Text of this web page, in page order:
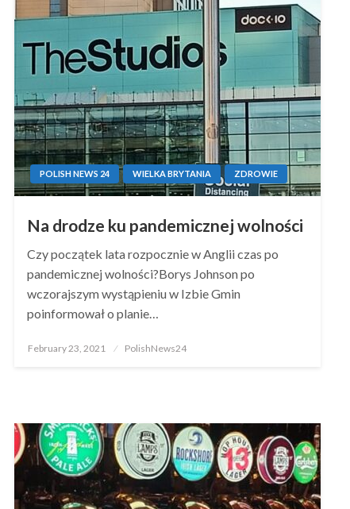
POLISH NEWS 24 WIELKA BRYTANIA ZDROWIE
Na drodze ku pandemicznej wolności
Czy początek lata rozpocznie w Anglii czas po
pandemicznej wolności?Borys Johnson po
wczorajszym wystąpieniu w Izbie Gmin
poinformował o planie…
Posted
February 23, 2021 PolishNews24